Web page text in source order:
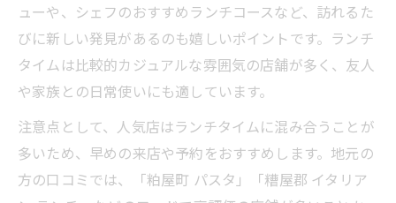
ューや、シェフのおすすめランチコースなど、訪れるた
びに新しい発見があるのも嬉しいポイントです。ランチ
タイムは比較的カジュアルな雰囲気の店舗が多く、友人
や家族との日常使いにも適しています。
注意点として、人気店はランチタイムに混み合うことが
多いため、早めの来店や予約をおすすめします。地元の
方の口コミでは、「粕屋町 パスタ」「糟屋郡 イタリア